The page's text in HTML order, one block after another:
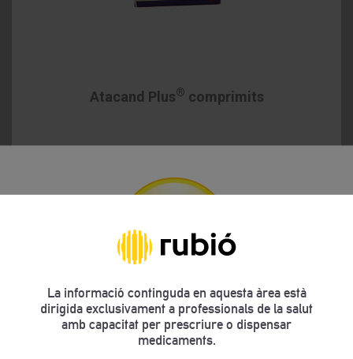
Atacand Plus® comprimits
La informació continguda en aquesta àrea està
dirigida exclusivament a professionals de la salut
amb capacitat per prescriure o dispensar
medicaments.